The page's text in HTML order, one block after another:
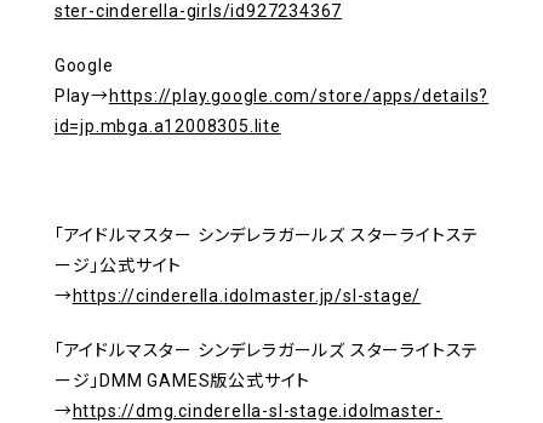
ster-cinderella-girls/id927234367
Google
Play→https://play.google.com/store/apps/details?
id=jp.mbga.a12008305.lite
「アイドルマスター シンデレラガールズ スターライトステ
ージ」公式サイト
→https://cinderella.idolmaster.jp/sl-stage/
「アイドルマスター シンデレラガールズ スターライトステ
ージ」DMM GAMES版公式サイト
→https://dmg.cinderella-sl-stage.idolmaster-